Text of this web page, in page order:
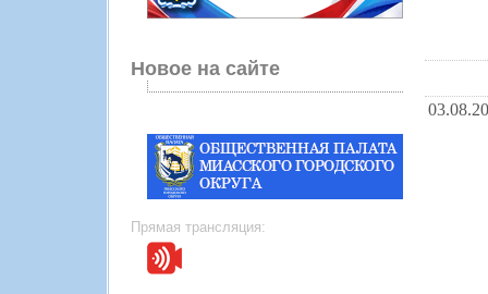
Новое на сайте
Прямая трансляция: